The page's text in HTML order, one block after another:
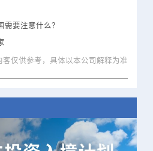
需要注意什么？
客仅供参考，具体以本公司解释为准